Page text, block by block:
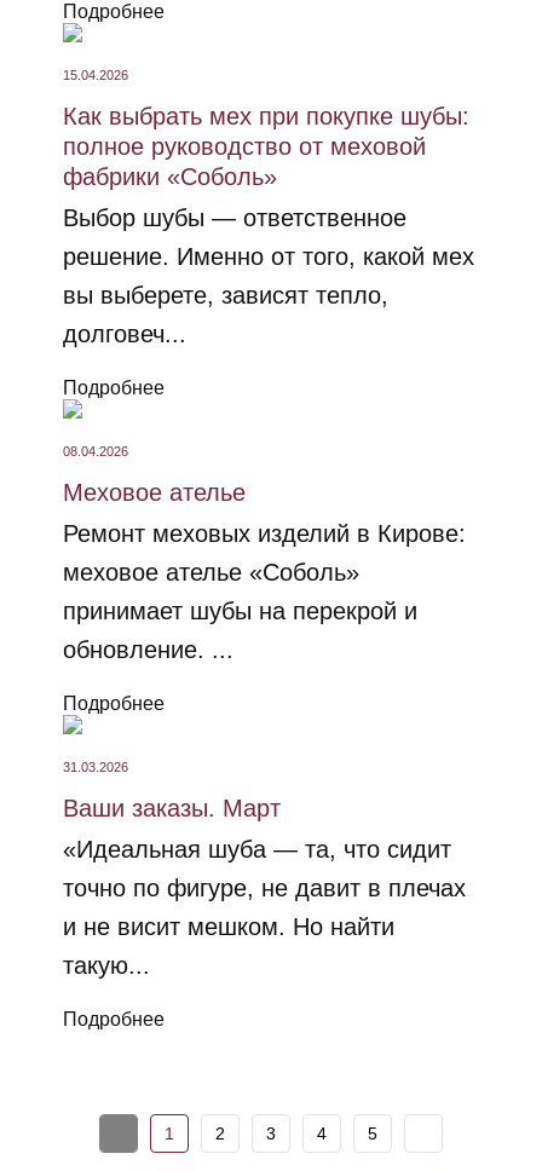
Подробнее
15.04.2026
Как выбрать мех при покупке шубы:
полное руководство от меховой
фабрики «Соболь»
Выбор шубы — ответственное
решение. Именно от того, какой мех
вы выберете, зависят тепло,
долговеч...
Подробнее
08.04.2026
Меховое ателье
Ремонт меховых изделий в Кирове:
меховое ателье «Соболь»
принимает шубы на перекрой и
обновление. ...
Подробнее
31.03.2026
Ваши заказы. Март
«Идеальная шуба — та, что сидит
точно по фигуре, не давит в плечах
и не висит мешком. Но найти
такую...
Подробнее
1 2 3 4 5